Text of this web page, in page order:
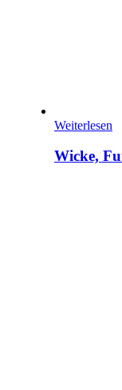
Weiterlesen
Wicke,